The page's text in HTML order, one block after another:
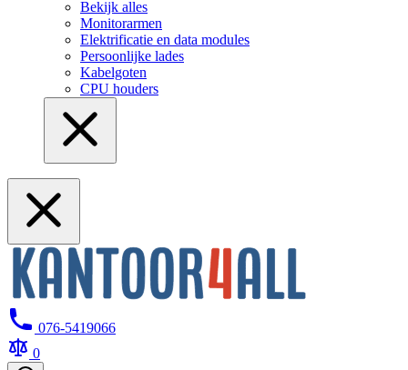
Bekijk alles
Monitorarmen
Elektrificatie en data modules
Persoonlijke lades
Kabelgoten
CPU houders
076-5419066
0